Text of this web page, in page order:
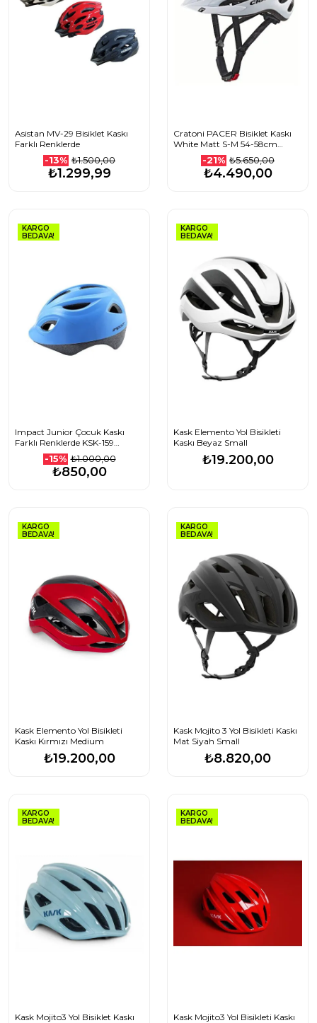
Asistan MV-29 Bisiklet Kaskı
Farklı Renklerde
-13% ₺1.500,00
₺1.299,99
Cratoni PACER Bisiklet Kaskı
White Matt S-M 54-58cm
113003C2-21% ₺5.650,00
₺4.490,00
KARGO
BEDAVA!
Impact Junior Çocuk Kaskı
Farklı Renklerde KSK-159
1506261101_SİYAH
-15% ₺1.000,00
₺850,00
KARGO
BEDAVA!
Kask Elemento Yol Bisikleti
Kaskı Beyaz Small
₺19.200,00
KARGO
BEDAVA!
Kask Elemento Yol Bisikleti
Kaskı Kırmızı Medium
₺19.200,00
KARGO
BEDAVA!
Kask Mojito 3 Yol Bisikleti Kaskı
Mat Siyah Small
₺8.820,00
KARGO
BEDAVA!
Kask Mojito3 Yol Bisiklet Kaskı
KARGO
BEDAVA!
Kask Mojito3 Yol Bisikleti Kaskı